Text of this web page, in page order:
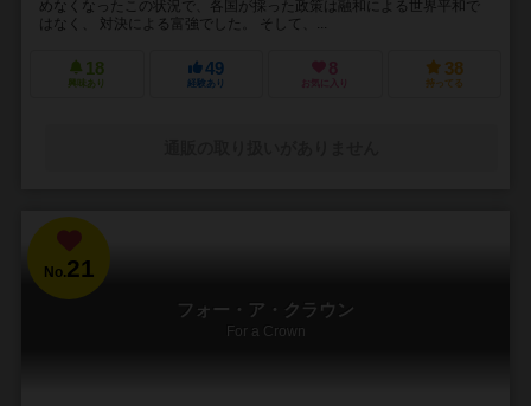
めなくなったこの状況で、各国が採った政策は融和による世界平和で
はなく、 対決による富強でした。 そして、...
18
興味あり
49
経験あり
8
お気に入り
38
持ってる
No.21
フォー・ア・クラウン
For a Crown